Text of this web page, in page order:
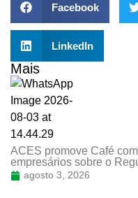
Facebook
LinkedIn
Mais
ACES promove Café
empresários sobre o
agosto 3, 2026